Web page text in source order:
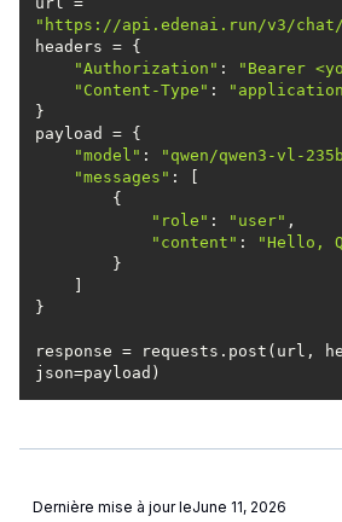
"https://api.edenai.run/v3/chat/
"Authorization" : "Bearer
"Content-Type" :
"model" : "qwen/qwen3-vl-
"messages"
"role" : "user"
"content" :
"Hello,
response = requests.post(url,
Dernière mise à jour leJune 11, 2026